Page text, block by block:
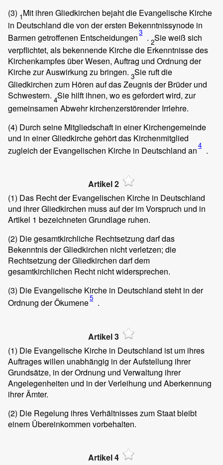
(3) 1Mit ihren Gliedkirchen bejaht die Evangelische Kirche
in Deutschland die von der ersten Bekenntnissynode in
Barmen getroffenen Entscheidungen3 . 2Sie weiß sich
verpflichtet, als bekennende Kirche die Erkenntnisse des
Kirchenkampfes über Wesen, Auftrag und Ordnung der
Kirche zur Auswirkung zu bringen. 3Sie ruft die
Gliedkirchen zum Hören auf das Zeugnis der Brüder und
Schwestern. 4Sie hilft ihnen, wo es gefordert wird, zur
gemeinsamen Abwehr kirchenzerstörender Irrlehre.
(4) Durch seine Mitgliedschaft in einer Kirchengemeinde
und in einer Gliedkirche gehört das Kirchenmitglied
zugleich der Evangelischen Kirche in Deutschland an4 .
Artikel 2
(1) Das Recht der Evangelischen Kirche in Deutschland
und ihrer Gliedkirchen muss auf der im Vorspruch und in
Artikel 1 bezeichneten Grundlage ruhen.
(2) Die gesamtkirchliche Rechtsetzung darf das
Bekenntnis der Gliedkirchen nicht verletzen; die
Rechtsetzung der Gliedkirchen darf dem
gesamtkirchlichen Recht nicht widersprechen.
(3) Die Evangelische Kirche in Deutschland steht in der
Ordnung der Ökumene5 .
Artikel 3
(1) Die Evangelische Kirche in Deutschland ist um ihres
Auftrages willen unabhängig in der Aufstellung ihrer
Grundsätze, in der Ordnung und Verwaltung ihrer
Angelegenheiten und in der Verleihung und Aberkennung
ihrer Ämter.
(2) Die Regelung ihres Verhältnisses zum Staat bleibt
einem Übereinkommen vorbehalten.
Artikel 4